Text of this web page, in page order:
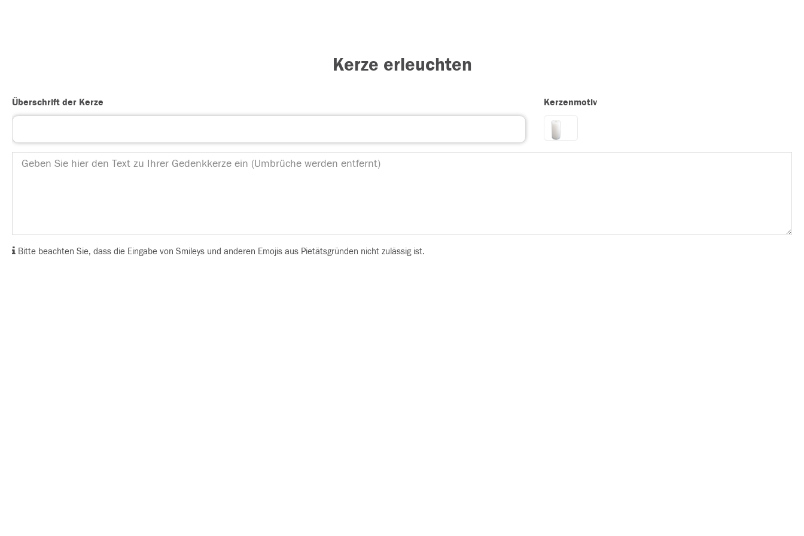
Kerze erleuchten
Überschrift der Kerze Kerzenmotiv
Bitte beachten Sie, dass die Eingabe von Smileys und anderen Emojis aus Pietätsgründen nicht zulässig ist.